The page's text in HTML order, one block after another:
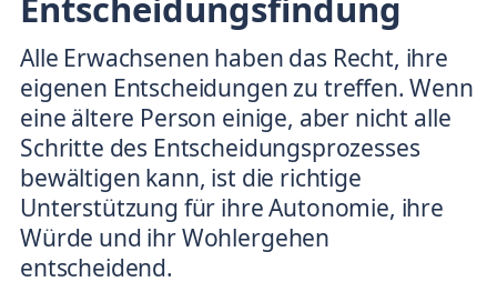
Alle Erwachsenen haben das Recht, ihre
eigenen Entscheidungen zu treffen. Wenn
eine ältere Person einige, aber nicht alle
Schritte des Entscheidungsprozesses
bewältigen kann, ist die richtige
Unterstützung für ihre Autonomie, ihre
Würde und ihr Wohlergehen
entscheidend.